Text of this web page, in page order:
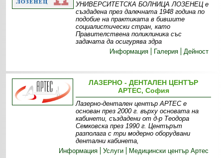
УНИВЕРСИТЕТСКА БОЛНИЦА ЛОЗЕНЕЦ е
създадена през далечната 1948 година по
подобие на практиката в бившите
социалистически стран, като
Правителствена поликлиника със
задачата да осигурява здра
Информация
Галерия Дейност
ЛАЗЕРНО - ДЕНТАЛЕН ЦЕНТЪР
АРТЕС, София
Лазерно-дентален център АРТЕС е
основан през 2000 г. върху основата на
кабинети, създадени от д-р Теодора
Семковска през 1990 г. Центърът
разполага с три модерно оборудвани
дентални кабинета,
Информация
Услуги Медицински център Артес